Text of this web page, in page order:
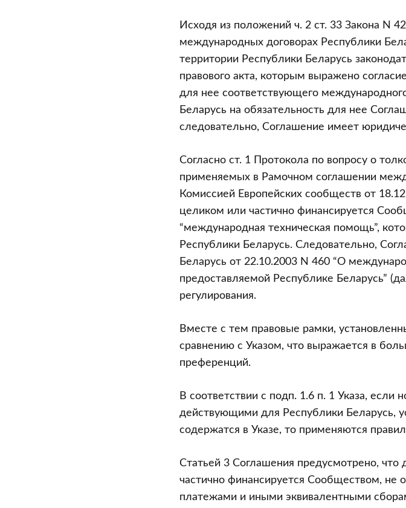
(заключено
в
г.
Минске
18.12.2008)?
Устанавливает
ли
применительно
к
международной
технической
помощи,
предоставленной
Европейским
союзом,
иные
по
сравнению
с
Указа
Президента
Республики
от
22.10.2003
N
Исходя из положений ч. 2 ст. 33 Закона N
международных договорах Республики
территории Республики Беларусь
правового акта, которым выражено
для нее соответствующего
Беларусь на обязательность для нее
следовательно, Соглашение имеет
Согласно ст. 1 Протокола по вопросу о
применяемых в Рамочном соглашении
Комиссией Европейских сообществ от
целиком или частично финансируется
“международная техническая помощь”,
Республики Беларусь. Следовательно,
Беларусь от 22.10.2003 N 460 “О
предоставляемой Республике Беларусь”
регулирования.
Вместе с тем правовые рамки,
сравнению с Указом, что выражается в
преференций.
В соответствии с подп. 1.6 п. 1 Указа,
действующими для Республики Беларусь,
содержатся в Указе, то применяются
Статьей 3 Соглашения предусмотрено, что
частично финансируется Сообществом, не
платежами и иными эквивалентными